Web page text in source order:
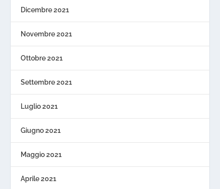
Dicembre 2021
Novembre 2021
Ottobre 2021
Settembre 2021
Luglio 2021
Giugno 2021
Maggio 2021
Aprile 2021